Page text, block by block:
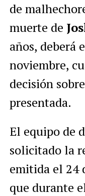
de
muerte de
años, deberá
noviembre,
decisión
presentada.
El equipo de
solicitado la
emitida el 24
que durante